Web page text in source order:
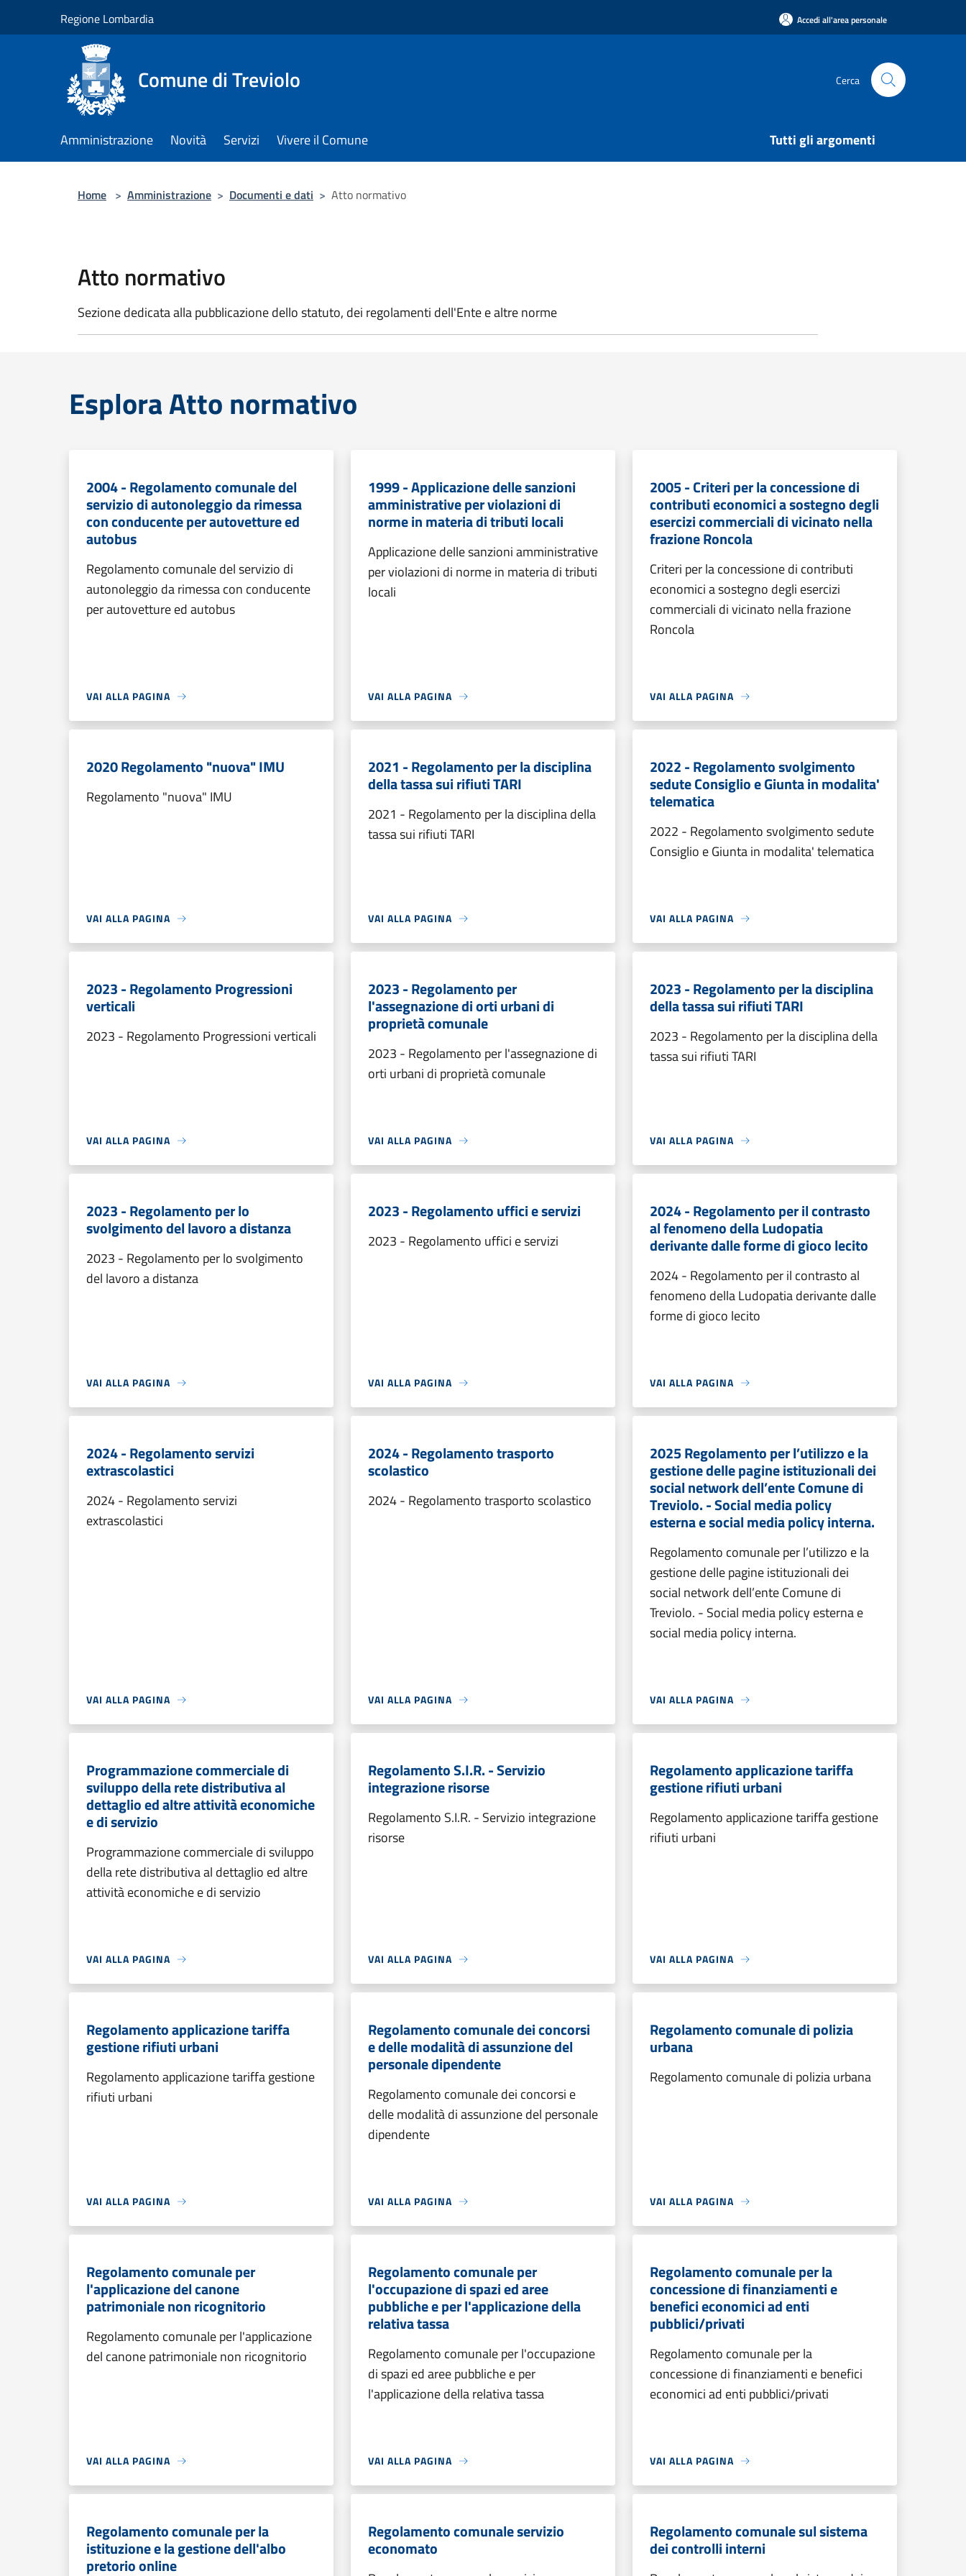
Regione Lombardia Accedi all'area personale
Comune di Treviolo Cerca
Amministrazione Novità Servizi Vivere il Comune Tutti gli argomenti
Home > Amministrazione > Documenti e dati > Atto normativo
Atto normativo
Sezione dedicata alla pubblicazione dello statuto, dei regolamenti dell'Ente e altre norme
Esplora Atto normativo
2004 - Regolamento comunale del
servizio di autonoleggio da rimessa
con conducente per autovetture ed
autobus
Regolamento comunale del servizio di
autonoleggio da rimessa con conducente
per autovetture ed autobus
VAI ALLA PAGINA
1999 - Applicazione delle sanzioni
amministrative per violazioni di
norme in materia di tributi locali
Applicazione delle sanzioni amministrative
per violazioni di norme in materia di tributi
locali
VAI ALLA PAGINA
2005 - Criteri per la concessione di
contributi economici a sostegno degli
esercizi commerciali di vicinato nella
frazione Roncola
Criteri per la concessione di contributi
economici a sostegno degli esercizi
commerciali di vicinato nella frazione
Roncola
VAI ALLA PAGINA
2020 Regolamento "nuova" IMU
Regolamento "nuova" IMU
VAI ALLA PAGINA
2021 - Regolamento per la disciplina
della tassa sui rifiuti TARI
2021 - Regolamento per la disciplina della
tassa sui rifiuti TARI
VAI ALLA PAGINA
2022 - Regolamento svolgimento
sedute Consiglio e Giunta in modalita'
telematica
2022 - Regolamento svolgimento sedute
Consiglio e Giunta in modalita' telematica
VAI ALLA PAGINA
2023 - Regolamento Progressioni
verticali
2023 - Regolamento Progressioni verticali
VAI ALLA PAGINA
2023 - Regolamento per
l'assegnazione di orti urbani di
proprietà comunale
2023 - Regolamento per l'assegnazione di
orti urbani di proprietà comunale
VAI ALLA PAGINA
2023 - Regolamento per la disciplina
della tassa sui rifiuti TARI
2023 - Regolamento per la disciplina della
tassa sui rifiuti TARI
VAI ALLA PAGINA
2023 - Regolamento per lo
svolgimento del lavoro a distanza
2023 - Regolamento per lo svolgimento
del lavoro a distanza
VAI ALLA PAGINA
2023 - Regolamento uffici e servizi
2023 - Regolamento uffici e servizi
VAI ALLA PAGINA
2024 - Regolamento per il contrasto
al fenomeno della Ludopatia
derivante dalle forme di gioco lecito
2024 - Regolamento per il contrasto al
fenomeno della Ludopatia derivante dalle
forme di gioco lecito
VAI ALLA PAGINA
2024 - Regolamento servizi
extrascolastici
2024 - Regolamento servizi
extrascolastici
VAI ALLA PAGINA
2024 - Regolamento trasporto
scolastico
2024 - Regolamento trasporto scolastico
VAI ALLA PAGINA
2025 Regolamento per l’utilizzo e la
gestione delle pagine istituzionali dei
social network dell’ente Comune di
Treviolo. - Social media policy
esterna e social media policy interna.
Regolamento comunale per l’utilizzo e la
gestione delle pagine istituzionali dei
social network dell’ente Comune di
Treviolo. - Social media policy esterna e
social media policy interna.
VAI ALLA PAGINA
Programmazione commerciale di
sviluppo della rete distributiva al
dettaglio ed altre attività economiche
e di servizio
Programmazione commerciale di sviluppo
della rete distributiva al dettaglio ed altre
attività economiche e di servizio
VAI ALLA PAGINA
Regolamento S.I.R. - Servizio
integrazione risorse
Regolamento S.I.R. - Servizio integrazione
risorse
VAI ALLA PAGINA
Regolamento applicazione tariffa
gestione rifiuti urbani
Regolamento applicazione tariffa gestione
rifiuti urbani
VAI ALLA PAGINA
Regolamento applicazione tariffa
gestione rifiuti urbani
Regolamento applicazione tariffa gestione
rifiuti urbani
VAI ALLA PAGINA
Regolamento comunale dei concorsi
e delle modalità di assunzione del
personale dipendente
Regolamento comunale dei concorsi e
delle modalità di assunzione del personale
dipendente
VAI ALLA PAGINA
Regolamento comunale di polizia
urbana
Regolamento comunale di polizia urbana
VAI ALLA PAGINA
Regolamento comunale per
l'applicazione del canone
patrimoniale non ricognitorio
Regolamento comunale per l'applicazione
del canone patrimoniale non ricognitorio
VAI ALLA PAGINA
Regolamento comunale per
l'occupazione di spazi ed aree
pubbliche e per l'applicazione della
relativa tassa
Regolamento comunale per l'occupazione
di spazi ed aree pubbliche e per
l'applicazione della relativa tassa
VAI ALLA PAGINA
Regolamento comunale per la
concessione di finanziamenti e
benefici economici ad enti
pubblici/privati
Regolamento comunale per la
concessione di finanziamenti e benefici
economici ad enti pubblici/privati
VAI ALLA PAGINA
Regolamento comunale per la
istituzione e la gestione dell'albo
pretorio online
Regolamento comunale servizio
economato
Regolamento comunale sul sistema
dei controlli interni